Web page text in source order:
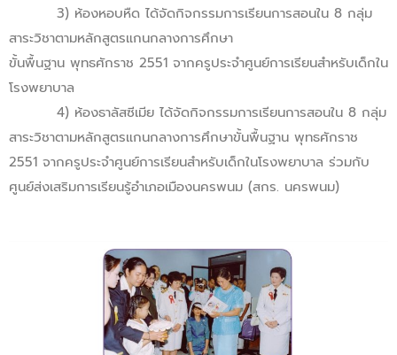
3) ห้องหอบหืด ได้จัดกิจกรรมการเรียนการสอนใน 8 กลุ่ม
สาระวิชาตามหลักสูตรแกนกลางการศึกษา
ขั้นพื้นฐาน พุทธศักราช 2551 จากครูประจำศูนย์การเรียนสำหรับเด็กใน
โรงพยาบาล
4) ห้องธาลัสซีเมีย ได้จัดกิจกรรมการเรียนการสอนใน 8 กลุ่ม
สาระวิชาตามหลักสูตรแกนกลางการศึกษาขั้นพื้นฐาน พุทธศักราช
2551 จากครูประจำศูนย์การเรียนสำหรับเด็กในโรงพยาบาล ร่วมกับ
ศูนย์ส่งเสริมการเรียนรู้อำเภอเมืองนครพนม (สกร. นครพนม)